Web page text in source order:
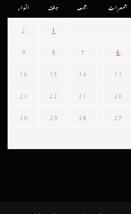
جمعرات جمعہ ہفتہ اتوار
1
2
6
7
8
9
13
14
15
16
20
21
22
23
27
28
29
30